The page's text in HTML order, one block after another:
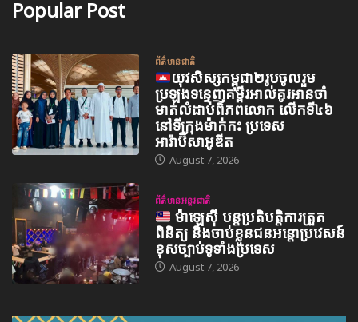
Popular Post
ព័ត៌មានជាតិ
យុវសិស្សកម្ពុជា២រូបចូលរួម
ប្រឡងទន្ទេញគម្ពីរអាល់គូរអានចាំ
មាត់លំដាប់ពិភពលោក លើកទី៤៦
នៅទីក្រុងម៉ាក់កះ ប្រទេស
អារ៉ាប៊ីសាអូឌីត
August 7, 2026
ព័ត៌មានអន្តរជាតិ
ម៉ាឡេស៊ី បន្តប្រតិបត្តិការត្រួត
ពិនិត្យ និងចាប់ខ្លួនជនអន្តោប្រវេសន៍
ខុសច្បាប់ទូទាំងប្រទេស
August 7, 2026